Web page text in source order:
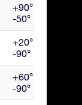
+90° до
-50°
+20° до
-90°
+60° до
-90°